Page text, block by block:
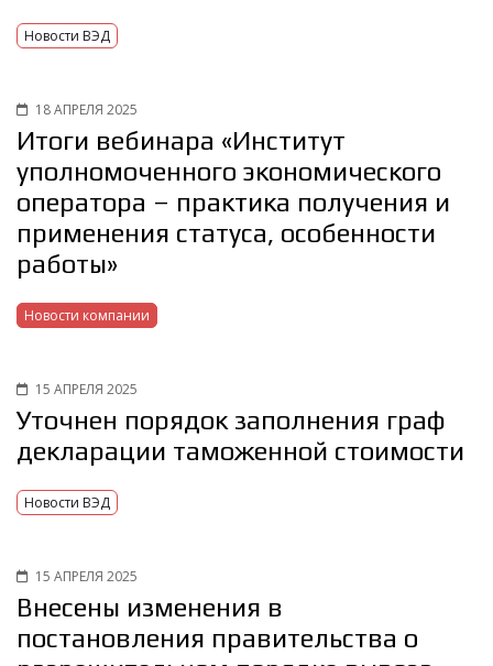
Новости ВЭД
18 АПРЕЛЯ 2025
Итоги вебинара «Институт
уполномоченного экономического
оператора – практика получения и
применения статуса, особенности
работы»
Новости компании
15 АПРЕЛЯ 2025
Уточнен порядок заполнения граф
декларации таможенной стоимости
Новости ВЭД
15 АПРЕЛЯ 2025
Внесены изменения в
постановления правительства о